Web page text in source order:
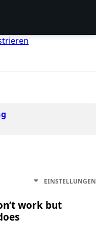
EINSTELLUNGEN
work but